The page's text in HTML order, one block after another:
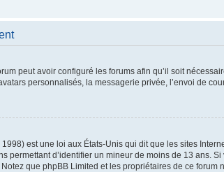
peut avoir configuré les forums afin qu’il soit
personnalisés, la messagerie privée, l’envoi de
est une loi aux États-Unis qui dit que les sites
permettant d’identifier un mineur de moins de 13 ans.
que phpBB Limited et les propriétaires de ce